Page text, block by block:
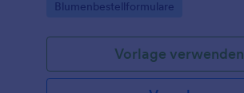
Jotform zentral zu verwalten.
Go to Category:
Blumenbestellformulare
Vorlage verwenden